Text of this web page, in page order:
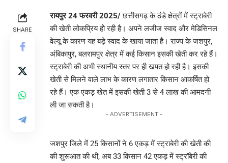
SHARE
रायपुर 24 फरवरी 2025/छत्तीसगढ़ के ठंडे क्षेत्रों में स्ट्राबेरी
की खेती लोकप्रिय होे रही है। अपने लजीज स्वाद और मेडिसिनल
वेल्यू के कारण यह बड़े स्वाद के खाया जाता है। राज्य के जशपुर,
अंबिकापुर, बलरामपुर क्षेत्र में कई किसान इसकी खेती कर रहे हैं।
स्ट्राबेरी की अभी स्थानीय स्तर पर ही खपत हो रही है। इसकी
खेती से मिलने वाले लाभ के कारण लगातार किसान आकर्षित हो
रहे हैं। एक एकड़ खेत में इसकी खेती 3 से 4 लाख की आमदनी
ली जा सकती है।
- ADVERTISEMENT -
जशपुर जिले में 25 किसानों ने 6 एकड़ में स्ट्राबेरी की खेती की
की शुरूआत की थी, अब 33 किसान 42 एकड़ में स्ट्रॉबेरी की